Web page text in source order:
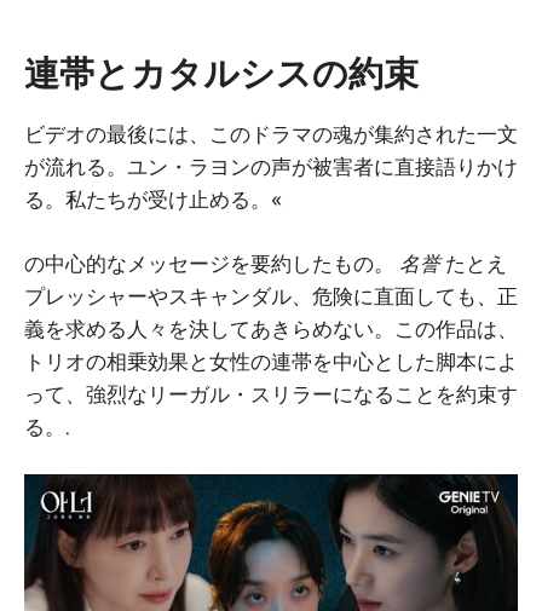
連帯とカタルシスの約束
ビデオの最後には、このドラマの魂が集約された一文
が流れる。ユン・ラヨンの声が被害者に直接語りかけ
る。私たちが受け止める。«
の中心的なメッセージを要約したもの。 名誉たとえ
プレッシャーやスキャンダル、危険に直面しても、正
義を求める人々を決してあきらめない。この作品は、
トリオの相乗効果と女性の連帯を中心とした脚本によ
って、強烈なリーガル・スリラーになることを約束す
る。.